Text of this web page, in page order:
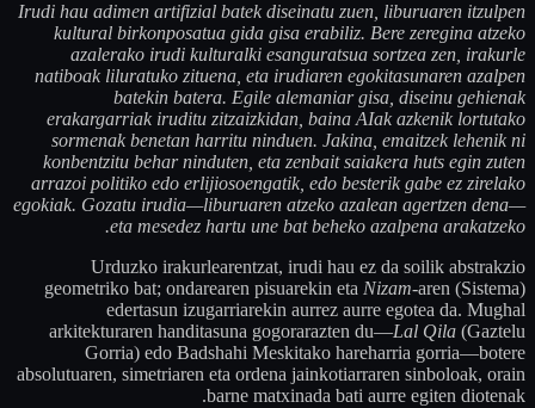
Irudi hau adimen artifizial batek diseinatu zuen, liburuaren itzulpen
kultural birkonposatua gida gisa erabiliz. Bere zeregina atzeko
azalerako irudi kulturalki esanguratsua sortzea zen, irakurle
natiboak liluratuko zituena, eta irudiaren egokitasunaren azalpen
batekin batera. Egile alemaniar gisa, diseinu gehienak
erakargarriak iruditu zitzaizkidan, baina AIak azkenik lortutako
sormenak benetan harritu ninduen. Jakina, emaitzek lehenik ni
konbentzitu behar ninduten, eta zenbait saiakera huts egin zuten
arrazoi politiko edo erlijiosoengatik, edo besterik gabe ez zirelako
egokiak. Gozatu irudia—liburuaren atzeko azalean agertzen dena—
eta mesedez hartu une bat beheko azalpena arakatzeko.
Urduzko irakurlearentzat, irudi hau ez da soilik abstrakzio
geometriko bat; ondarearen pisuarekin eta Nizam-aren (Sistema)
edertasun izugarriarekin aurrez aurre egotea da. Mughal
arkitekturaren handitasuna gogorarazten du—Lal Qila (Gaztelu
Gorria) edo Badshahi Meskitako hareharria gorria—botere
absolutuaren, simetriaren eta ordena jainkotiarraren sinboloak, orain
barne matxinada bati aurre egiten diotenak.